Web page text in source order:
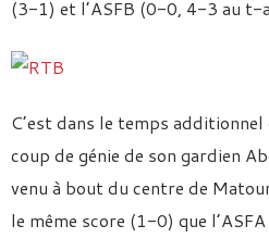
(3-1) et l’ASFB (0-0, 4-3 au
C’est dans le temps additionnel
coup de génie de son gardien
venu à bout du centre de
le même score (1-0) que